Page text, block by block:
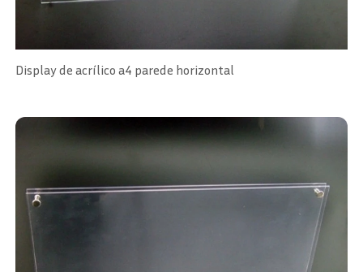
Display de acrílico a4 parede horizontal